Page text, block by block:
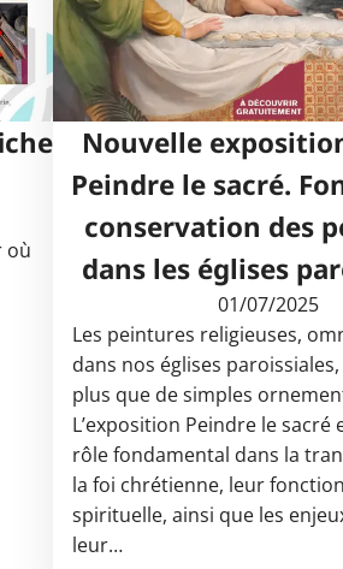
où
Nouvelle
Peindre le sacré.
conservation des
dans les églises
01/07/2025
Les peintures religieuses,
dans nos églises
plus que de simples
L’exposition Peindre le sacré
rôle fondamental dans la
la foi chrétienne, leur
spirituelle, ainsi que les
leur…